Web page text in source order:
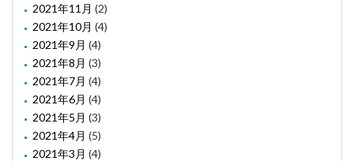
2021年11月 (2)
2021年10月 (4)
2021年9月 (4)
2021年8月 (3)
2021年7月 (4)
2021年6月 (4)
2021年5月 (3)
2021年4月 (5)
2021年3月 (4)